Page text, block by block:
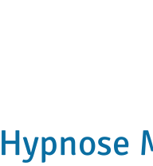
Hypnose
Hypnose